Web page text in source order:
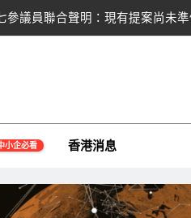
參議員聯合聲明：現有提案尚未
正式要求SEC調查特朗普迷
丹利狠砍目標價 市場聚焦流通
宙及金融科技FinTech等資訊
小企必看 香港消息